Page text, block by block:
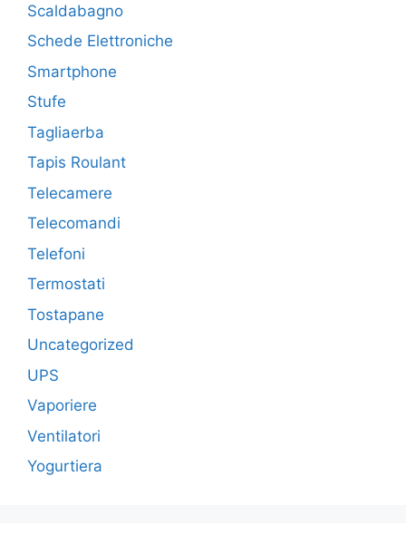
Scaldabagno
Schede Elettroniche
Smartphone
Stufe
Tagliaerba
Tapis Roulant
Telecamere
Telecomandi
Telefoni
Termostati
Tostapane
Uncategorized
UPS
Vaporiere
Ventilatori
Yogurtiera